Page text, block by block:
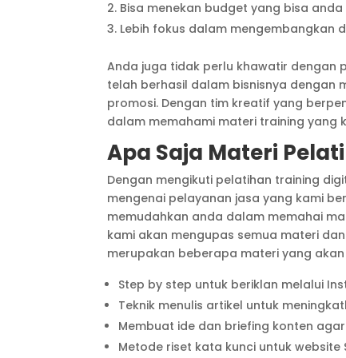
Bisa menekan budget yang bisa
Lebih fokus dalam mengembangkan
Anda juga tidak perlu khawatir dengan
telah berhasil dalam bisnisnya dengan
promosi. Dengan tim kreatif yang
dalam memahami materi training yang
Apa Saja Materi
Dengan mengikuti pelatihan training
mengenai pelayanan jasa yang kami
memudahkan anda dalam memahai
kami akan mengupas semua materi
merupakan beberapa materi yang
Step by step untuk beriklan melalui
Teknik menulis artikel untuk
Membuat ide dan briefing konten
Metode riset kata kunci untuk website